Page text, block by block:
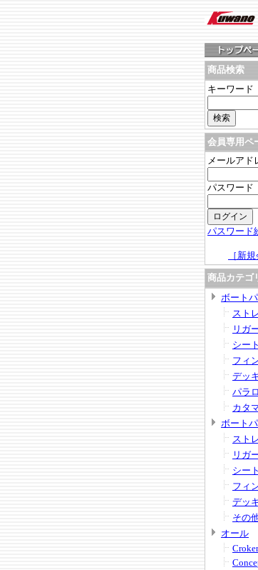
商品検索
キーワード
会員専用ペ
メールアド
パスワード
パスワード
［新
商品カテゴ
ボート
スト
リガ
シート
フィ
デッ
パラ
カタ
ボート
スト
リガ
シート
フィ
デッ
その
オール
Croker